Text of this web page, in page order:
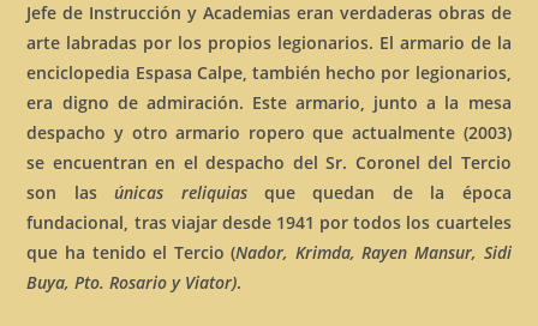
Jefe de Instrucción y Academias eran verdaderas obras de
arte labradas por los propios legionarios. El armario de la
enciclopedia Espasa Calpe, también hecho por legionarios,
era digno de admiración. Este armario, junto a la mesa
despacho y otro armario ropero que actualmente (2003)
se encuentran en el despacho del Sr. Coronel del Tercio
son lasúnicas reliquiasque quedan de la época
fundacional, tras viajar desde 1941 por todos los cuarteles
que ha tenido el Tercio (Nador, Krimda, Rayen Mansur, Sidi
Buya, Pto. Rosario y Viator).